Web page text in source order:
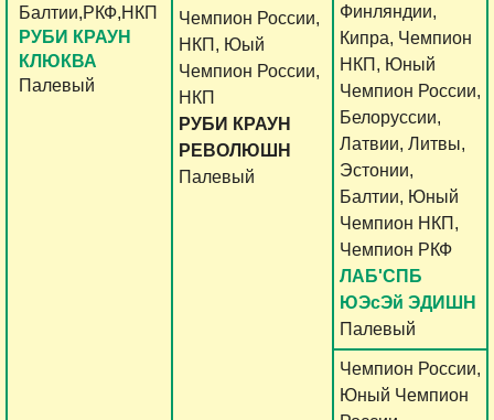
Балтии,РКФ,НКП
РУБИ КРАУН
КЛЮКВА
Палевый
Чемпион России,
НКП, Юый
Чемпион России,
НКП
РУБИ КРАУН
РЕВОЛЮШН
Палевый
Финляндии,
Кипра, Чемпион
НКП, Юный
Чемпион России,
Белоруссии,
Латвии, Литвы,
Эстонии,
Балтии, Юный
Чемпион НКП,
Чемпион РКФ
ЛАБ'СПБ
ЮЭсЭй ЭДИШН
Палевый
Чемпион России,
Юный Чемпион